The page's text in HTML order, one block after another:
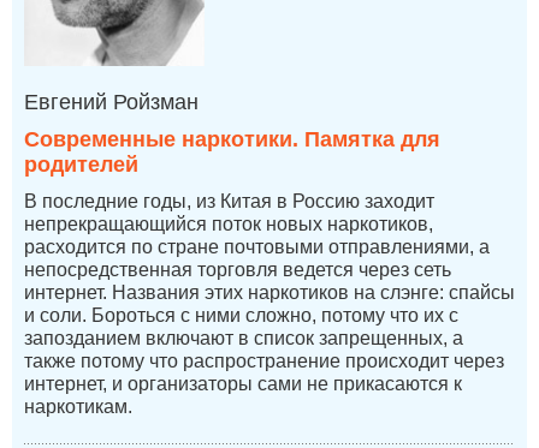
Евгений Ройзман
Современные наркотики. Памятка для
родителей
В последние годы, из Китая в Россию заходит
непрекращающийся поток новых наркотиков,
расходится по стране почтовыми отправлениями, а
непосредственная торговля ведется через сеть
интернет. Названия этих наркотиков на слэнге: спайсы
и соли. Бороться с ними сложно, потому что их с
запозданием включают в список запрещенных, а
также потому что распространение происходит через
интернет, и организаторы сами не прикасаются к
наркотикам.